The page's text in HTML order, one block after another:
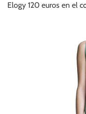
Elogy 120 euros en el